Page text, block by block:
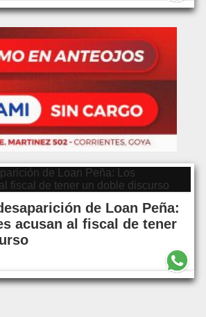
de Loan Peña:
acusan al fiscal de tener